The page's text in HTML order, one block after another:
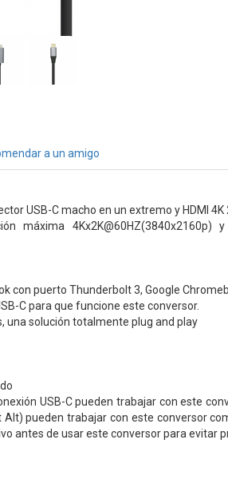
a un amigo
USB-C macho en un extremo y HDMI
máxima
con puerto Thunderbolt 3, Google
C para que funcione este conversor.
una solución totalmente plug and play
USB-C pueden trabajar con este
pueden trabajar con este conversor
antes de usar este conversor para evitar